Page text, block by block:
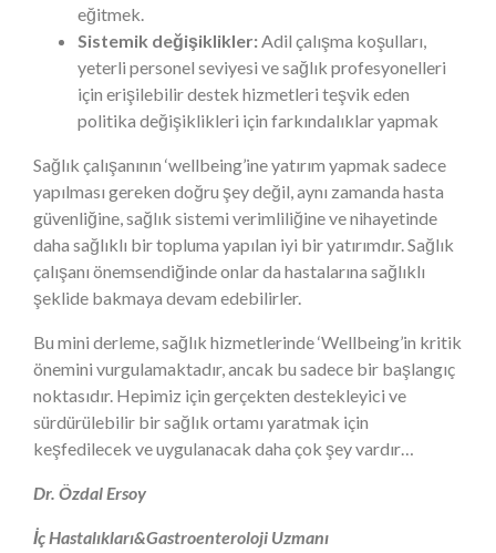
eğitmek.
Sistemik değişiklikler:Adil çalışma koşulları,
yeterli personel seviyesi ve sağlık profesyonelleri
için erişilebilir destek hizmetleri teşvik eden
politika değişiklikleri için farkındalıklar yapmak
Sağlık çalışanının ‘wellbeing’ine yatırım yapmak sadece
yapılması gereken doğru şey değil, aynı zamanda hasta
güvenliğine, sağlık sistemi verimliliğine ve nihayetinde
daha sağlıklı bir topluma yapılan iyi bir yatırımdır. Sağlık
çalışanı önemsendiğinde onlar da hastalarına sağlıklı
şeklide bakmaya devam edebilirler.
Bu mini derleme, sağlık hizmetlerinde ‘Wellbeing’in kritik
önemini vurgulamaktadır, ancak bu sadece bir başlangıç
noktasıdır. Hepimiz için gerçekten destekleyici ve
sürdürülebilir bir sağlık ortamı yaratmak için
keşfedilecek ve uygulanacak daha çok şey vardır…
Dr. Özdal Ersoy
İç Hastalıkları&Gastroenteroloji Uzmanı